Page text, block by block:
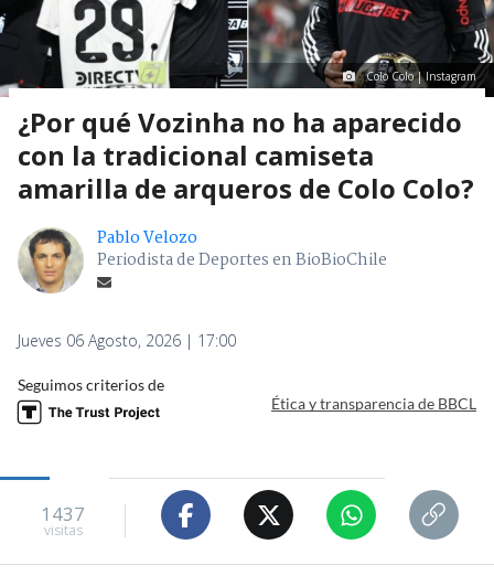
Colo Colo | Instagram
¿Por qué Vozinha no ha aparecido
con la tradicional camiseta
amarilla de arqueros de Colo Colo?
Pablo Velozo
Periodista de Deportes en BioBioChile
Jueves 06 Agosto, 2026 | 17:00
Seguimos criterios de
Ética y transparencia de BBCL
1437
visitas